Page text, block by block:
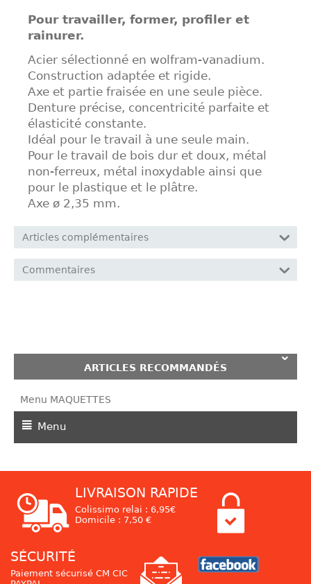
Pour travailler, former, profiler et
rainurer.
Acier sélectionné en wolfram-vanadium.
Construction adaptée et rigide.
Axe et partie fraisée en une seule pièce.
Denture précise, concentricité parfaite et
élasticité constante.
Idéal pour le travail à une seule main.
Pour le travail de bois dur et doux, métal
non-ferreux, métal inoxydable ainsi que
pour le plastique et le plâtre.
Axe ø 2,35 mm.
Articles complémentaires
Commentaires
ARTICLES RECOMMANDÉS
Menu MAQUETTES
Menu
LIVRAISON RAPIDE
Colissimo relai : 6,95€
Domicile : 7,50 €
SÉCURITÉ
Paiement sécurisé CM CIC